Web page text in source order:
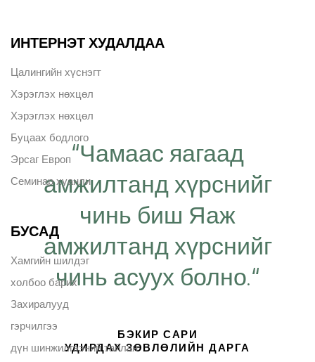
“Чамаас яагаад
амжилтанд хүрснийг
чинь биш Яаж
амжилтанд хүрснийг
чинь асуух болно.“
БЭКИР САРИ
УДИРДАХ ЗӨВЛӨЛИЙН ДАРГА
ИНТЕРНЭТ ХУДАЛДАА
Цалингийн хүснэгт
Хэрэглэх нөхцөл
Хэрэглэх нөхцөл
Буцаах бодлого
Эрсаг Европ
Семинар хуанли
БУСАД
Хамгийн шилдэг
холбоо барих
Захиралууд
гэрчилгээ
дүн шинжилгээний тайлан